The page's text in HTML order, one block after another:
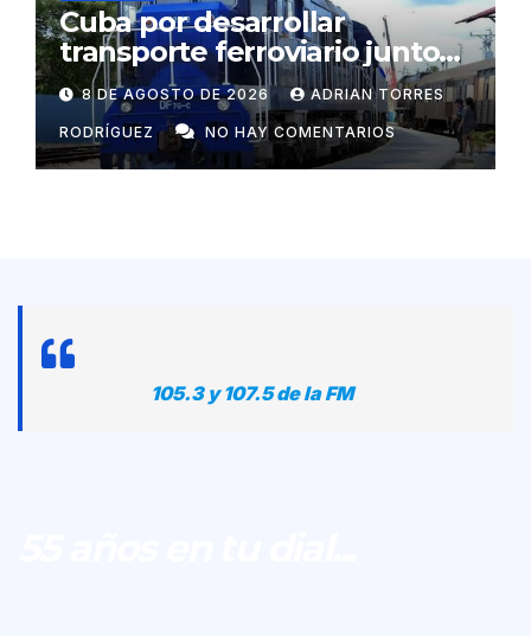
Cuba por desarrollar
transporte ferroviario junto
con Rusia
8 DE AGOSTO DE 2026 ADRIAN TORRES
RODRÍGUEZ NO HAY COMENTARIOS
105.3 y 107.5 de la FM